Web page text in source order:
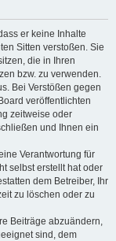
er keine Inhalte
Sitten verstoßen. Sie
die in Ihren
bzw. zu verwenden.
Bei Verstößen gegen
veröffentlichten
zeitweise oder
und Ihnen ein
Verantwortung für
selbst erstellt hat oder
dem Betreiber, Ihr
zu löschen oder zu
Beiträge abzuändern,
sind, dem